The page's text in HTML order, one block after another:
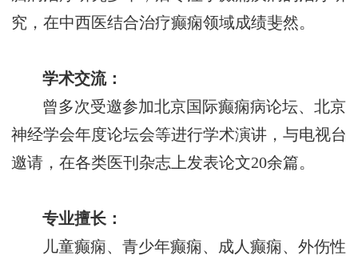
究，在中西医结合治疗癫痫领域成绩斐然。
学术交流：
曾多次受邀参加北京国际癫痫病论坛、北京
神经学会年度论坛会等进行学术演讲，与电视台
邀请，在各类医刊杂志上发表论文20余篇。
专业擅长：
儿童癫痫、青少年癫痫、成人癫痫、外伤性